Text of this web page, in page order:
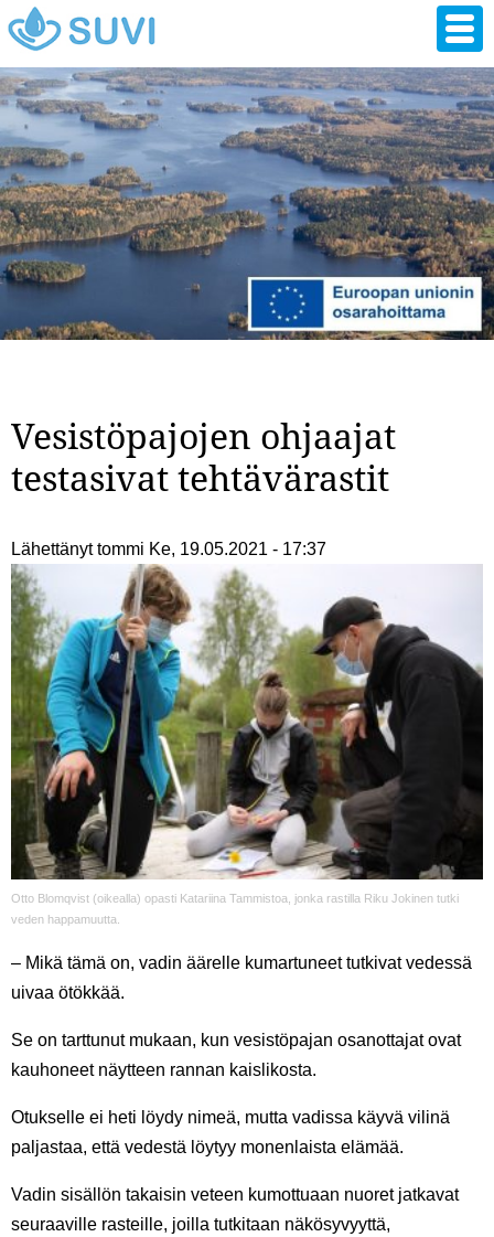
Hyppää
pääsisältöön
Vesistöpajojen ohjaajat
testasivat tehtävärastit
Lähettänyttommi Ke, 19.05.2021 - 17:37
Otto Blomqvist (oikealla) opasti Katariina Tammistoa, jonka rastilla Riku Jokinen tutki
veden happamuutta.
– Mikä tämä on, vadin äärelle kumartuneet tutkivat vedessä
uivaa ötökkää.
Se on tarttunut mukaan, kun vesistöpajan osanottajat ovat
kauhoneet näytteen rannan kaislikosta.
Otukselle ei heti löydy nimeä, mutta vadissa käyvä vilinä
paljastaa, että vedestä löytyy monenlaista elämää.
Vadin sisällön takaisin veteen kumottuaan nuoret jatkavat
seuraaville rasteille, joilla tutkitaan näkösyvyyttä,